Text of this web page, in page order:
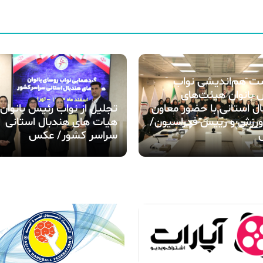
هم‌اندیشی نواب
بانوان هیئت‌های
استانی با حضور معاون
ورزش و رییس فدراسیون/
تجلیل از نواب رئیس بانوان
هیات های هندبال استانی
سراسر کشور/ عکس